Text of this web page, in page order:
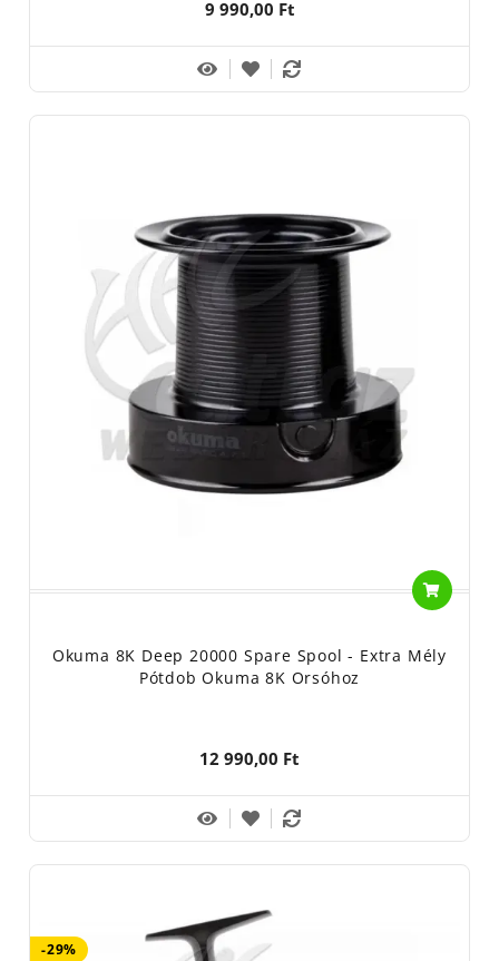
9 990,00 Ft
Okuma 8K Deep 20000 Spare Spool - Extra Mély
Pótdob Okuma 8K Orsóhoz
12 990,00 Ft
-29%